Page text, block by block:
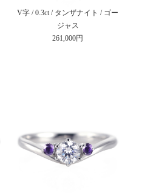
V字 / 0.3ct / タンザナイト / ゴー
ジャス
261,000円